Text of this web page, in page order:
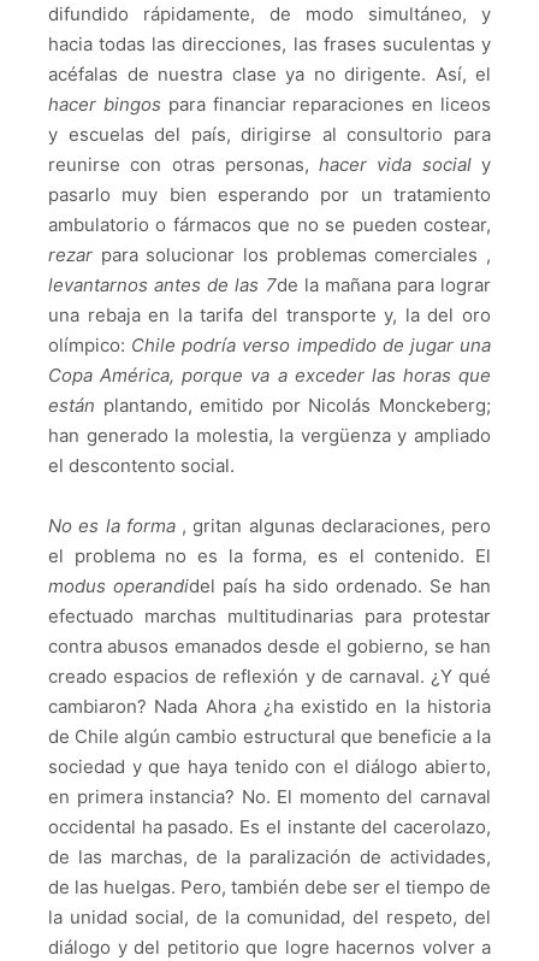
difundido rápidamente, de modo simultáneo, y
hacia todas las direcciones, las frases suculentas y
acéfalas de nuestra clase ya no dirigente. Así, el
hacer bingos para financiar reparaciones en liceos
y escuelas del país, dirigirse al consultorio para
reunirse con otras personas,hacer vida socialy
pasarlo muy bien esperando por un tratamiento
ambulatorio o fármacos que no se pueden costear,
rezar para solucionar los problemas comerciales ,
levantarnos antes de las 7de la mañana para lograr
una rebaja en la tarifa del transporte y, la del oro
olímpico: Chile podría verso impedido de jugar una
Copa América, porque va a exceder las horas que
están plantando, emitido por Nicolás Monckeberg;
han generado la molestia, la vergüenza y ampliado
el descontento social.
No es la forma, gritan algunas declaraciones, pero
el problema no es la forma, es el contenido. El
modus operandidel país ha sido ordenado. Se han
efectuado marchas multitudinarias para protestar
contra abusos emanados desde el gobierno, se han
creado espacios de reflexión y de carnaval. ¿Y qué
cambiaron? Nada Ahora ¿ha existido en la historia
de Chile algún cambio estructural que beneficie a la
sociedad y que haya tenido con el diálogo abierto,
en primera instancia? No. El momento del carnaval
occidental ha pasado. Es el instante del cacerolazo,
de las marchas, de la paralización de actividades,
de las huelgas. Pero, también debe ser el tiempo de
la unidad social, de la comunidad, del respeto, del
diálogo y del petitorio que logre hacernos volver a